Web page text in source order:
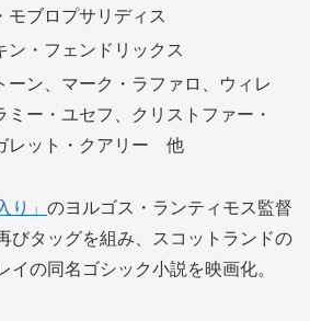
モブロプサリディス
ン・フェンドリックス
ーン、マーク・ラファロ、ウィレ
ミー・ユセフ、クリストファー・
レット・クアリー 他
り」 のヨルゴス・ランティモス監督
びタッグを組み、スコットランドの
イの同名ゴシック小説を映画化。